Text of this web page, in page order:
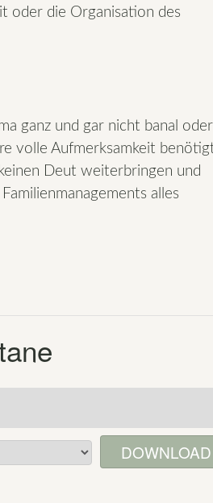
oder die Organisation des
ganz und gar nicht banal oder
volle Aufmerksamkeit
Deut weiterbringen und
alles
DOWNLOAD